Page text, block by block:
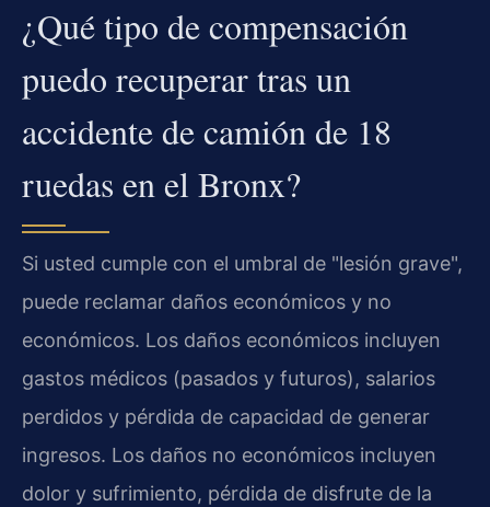
¿Qué tipo de compensación
puedo recuperar tras un
accidente de camión de 18
ruedas en el Bronx?
Si usted cumple con el umbral de "lesión grave",
puede reclamar daños económicos y no
económicos. Los daños económicos incluyen
gastos médicos (pasados y futuros), salarios
perdidos y pérdida de capacidad de generar
ingresos. Los daños no económicos incluyen
dolor y sufrimiento, pérdida de disfrute de la